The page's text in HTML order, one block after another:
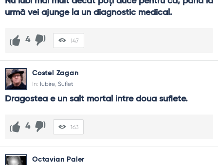
urmă vei ajunge la un diagnostic medical.
4 147
Costel Zagan
In: Iubire, Suflet
Dragostea e un salt mortal intre doua suflete.
4 163
Octavian Paler